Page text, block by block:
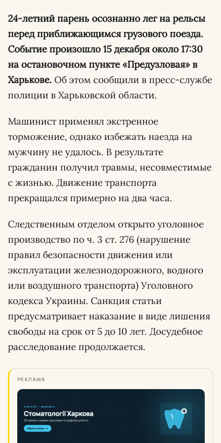
24-летний парень осознанно лег на рельсы
перед приближающимся грузового поезда.
Событие произошло 15 декабря около 17:30
на остановочном пункте «Предузловая» в
Харькове. Об этом сообщили в пресс-службе
полиции в Харьковской области.
Машинист применял экстренное
торможение, однако избежать наезда на
мужчину не удалось. В результате
гражданин получил травмы, несовместимые
с жизнью. Движение транспорта
прекращался примерно на два часа.
Следственным отделом открыто уголовное
производство по ч. 3 ст. 276 (нарушение
правил безопасности движения или
эксплуатации железнодорожного, водного
или воздушного транспорта) Уголовного
кодекса Украины. Санкция статьи
предусматривает наказание в виде лишения
свободы на срок от 5 до 10 лет. Досудебное
расследование продолжается.
РЕКЛАМА